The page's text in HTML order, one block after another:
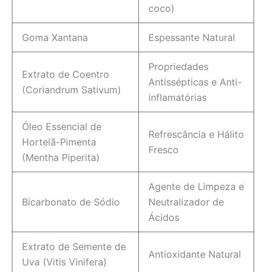
coco)
Goma Xantana Espessante Natural
Extrato de Coentro
(Coriandrum Sativum)
Propriedades
Antissépticas e Anti-
inflamatórias
Óleo Essencial de
Hortelã-Pimenta
(Mentha Piperita)
Refrescância e Hálito
Fresco
Bicarbonato de Sódio
Agente de Limpeza e
Neutralizador de
Ácidos
Extrato de Semente de
Uva (Vitis Vinifera)
Antioxidante Natural